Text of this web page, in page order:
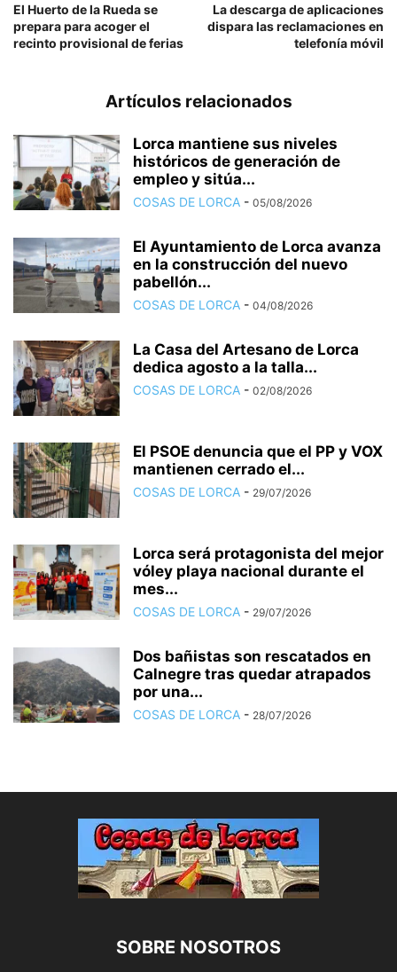
El Huerto de la Rueda se
prepara para acoger el
recinto provisional de ferias
La descarga de aplicaciones
dispara las reclamaciones en
telefonía móvil
Artículos relacionados
Lorca mantiene sus niveles
históricos de generación de
empleo y sitúa...
COSAS DE LORCA - 05/08/2026
El Ayuntamiento de Lorca avanza
en la construcción del nuevo
pabellón...
COSAS DE LORCA - 04/08/2026
La Casa del Artesano de Lorca
dedica agosto a la talla...
COSAS DE LORCA - 02/08/2026
El PSOE denuncia que el PP y VOX
mantienen cerrado el...
COSAS DE LORCA - 29/07/2026
Lorca será protagonista del mejor
vóley playa nacional durante el
mes...
COSAS DE LORCA - 29/07/2026
Dos bañistas son rescatados en
Calnegre tras quedar atrapados
por una...
COSAS DE LORCA - 28/07/2026
SOBRE NOSOTROS